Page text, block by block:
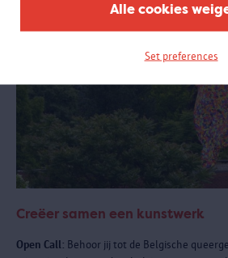
Alle cookies
Set preferences
Creëer samen een kunstwerk
Open Call: Behoor jij tot de Belgische